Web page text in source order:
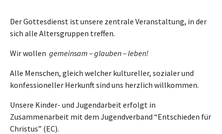
Der Gottesdienst ist unsere zentrale Veranstaltung, in der
sich alle Altersgruppen treffen.
Wir wollen gemeinsam –glauben – leben!
Alle Menschen, gleich welcher kultureller, sozialer und
konfessioneller Herkunft sind uns herzlich willkommen.
Unsere Kinder- und Jugendarbeit erfolgt in
Zusammenarbeit mit dem Jugendverband “Entschieden für
Christus” (EC).